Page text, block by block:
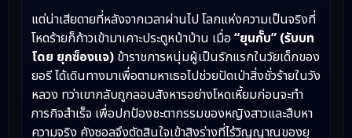
แต่น่าเสียดายที่หลังจากเวลาผ่านไป โลกแห่งความเป็นจริงที่
โหดร้ายก็ก้าวเข้ามาเคาะประตูหน้าบ้าน เมื่อ “ยุนกั๊บ” (รับบท
โดย ยุกซ็องแจ) ข้าราชการหนุ่มผู้เป็นรักแรกในวัยเด็กของ
ยอรี ได้เดินทางมาเพื่อตามหาเธอไปช่วยปัดเป่าสิ่งชั่วร้ายในวัง
หลวง ทว่าเขากลับถูกลอบสังหารอย่างโหดเหี้ยมก่อนจะทำ
ภารกิจสำเร็จ เพื่อปกป้องชะตากรรมของหญิงสาวและสืบหา
ความจริง คังซอลจึงตัดสินใจเข้าสิงร่างที่ไร้วิญญาณของยุ